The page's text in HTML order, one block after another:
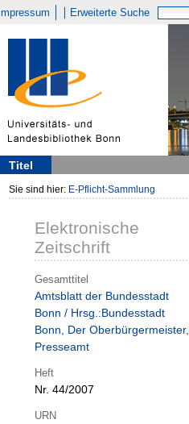
Impressum Erweiterte Suche
Titel
Sie sind hier: E-Pflicht-Sammlung
Elektronische
Zeitschrift
Gesamttitel
Amtsblatt der Bundesstadt
Bonn / Hrsg.:Bundesstadt
Bonn, Der Oberbürgermeister,
Presseamt
Heft
Nr. 44/2007
URN